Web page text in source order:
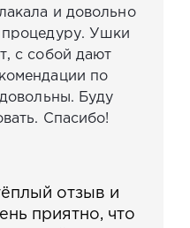
и довольно
процедуру. Ушки
с собой дают
по
Буду
Спасибо!
отзыв и
приятно, что